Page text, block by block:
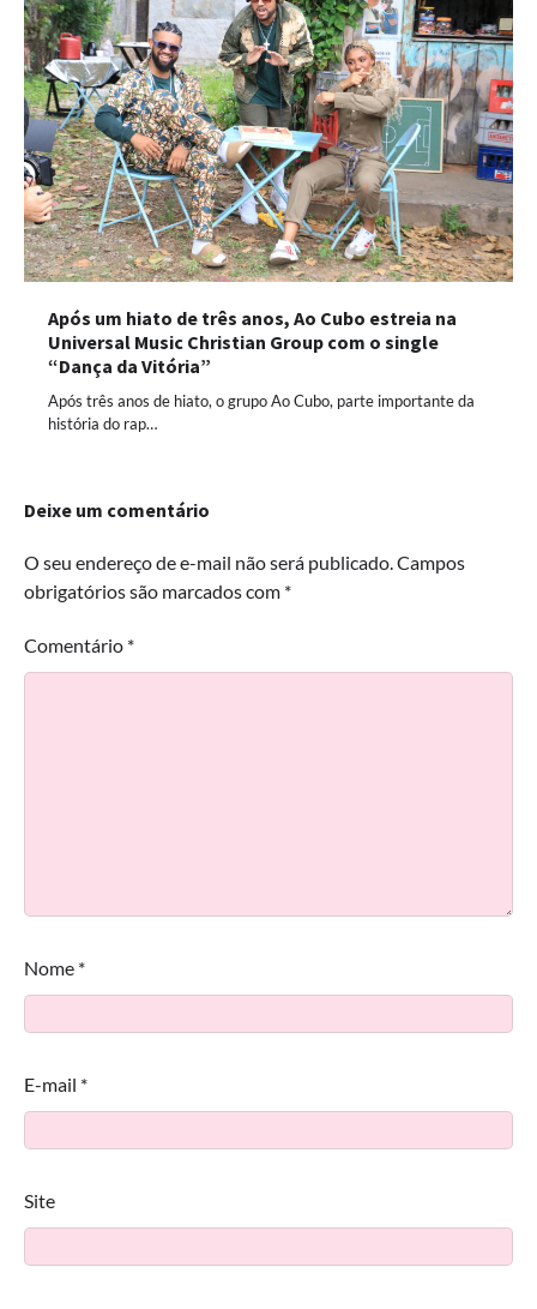
Após um hiato de três anos, Ao Cubo estreia na
Universal Music Christian Group com o single
“Dança da Vitória”
Após três anos de hiato, o grupo Ao Cubo, parte importante da
história do rap…
Deixe um comentário
O seu endereço de e-mail não será publicado.Campos
obrigatórios são marcados com *
Comentário *
Nome *
E-mail *
Site